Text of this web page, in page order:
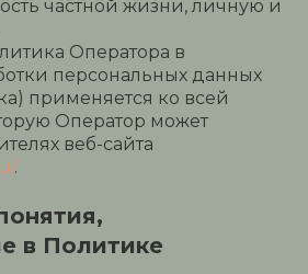
частной жизни, личную и
Оператора в
персональных данных
применяется ко всей
Оператор может
веб-сайта
.
в Политике